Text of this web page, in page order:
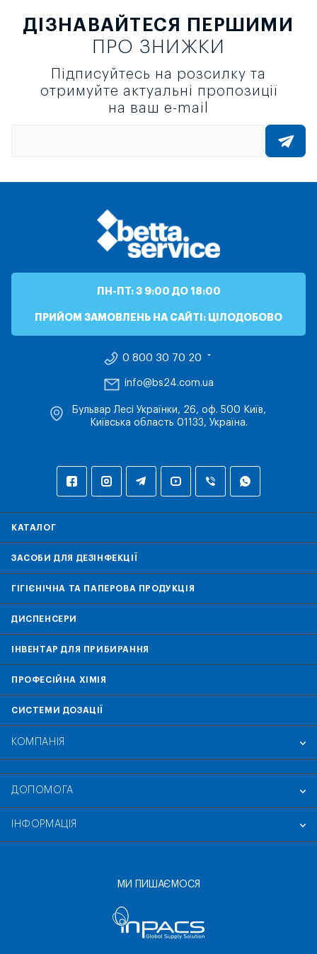
ДІЗНАВАЙТЕСЯ ПЕРШИМИ
ПРО ЗНИЖКИ
Підписуйтесь на розсилку та
отримуйте актуальні пропозиції
на ваш e-mail
ПН-ПТ: З 9:00 ДО 18:00
ПРИЙОМ ЗАМОВЛЕНЬ НА САЙТІ: ЦІЛОДОБОВО
0 800 30 70 20
info@bs24.com.ua
Бульвар Лесі Українки, 26, оф. 500 Київ,
Київська область 01133, Україна.
КАТАЛОГ
ЗАСОБИ ДЛЯ ДЕЗІНФЕКЦІЇ
ГІГІЄНІЧНА ТА ПАПЕРОВА ПРОДУКЦІЯ
ДИСПЕНСЕРИ
ІНВЕНТАР ДЛЯ ПРИБИРАННЯ
ПРОФЕСІЙНА ХІМІЯ
СИСТЕМИ ДОЗАЦІЇ
КОМПАНІЯ
ДОПОМОГА
ІНФОРМАЦІЯ
МИ ПИШАЄМОСЯ